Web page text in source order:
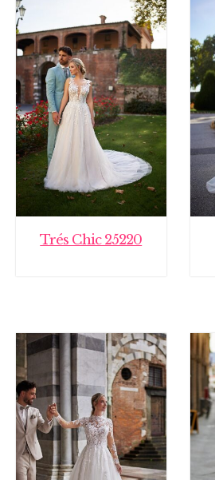
Trés Chic 25220